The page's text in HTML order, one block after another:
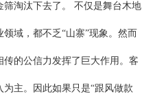
筛淘汰下去了。 不仅是舞台木地
域，都不乏“山寨”现象。然而
的公信力发挥了巨大作用。客
主。因此如果只是“跟风做款